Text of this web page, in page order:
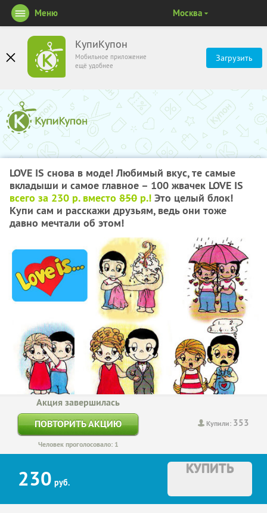
КупиКупон
Мобильное приложение
ещё удобнее
Загрузить
Меню Москва
LOVE IS снова в моде! Любимый вкус, те самые
вкладыши и самое главное – 100 жвачек LOVE IS
всего за 230 р. вместо 850 р.! Это целый блок!
Купи сам и расскажи друзьям, ведь они тоже
давно мечтали об этом!
Купили: 353
Акция завершилась
ПОВТОРИТЬ АКЦИЮ
Человек проголосовало: 1
230 руб.
КУПИТЬ